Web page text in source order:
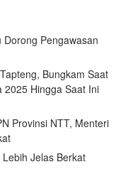
Pengawasan
Bungkam Saat
2025 Hingga Saat Ini
Provinsi NTT, Menteri
Jelas Berkat